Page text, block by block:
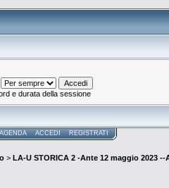
e durata della sessione
AGENDA ACCEDI REGISTRATI
> LA-U STORICA 2 -Ante 12 maggio 2023 --